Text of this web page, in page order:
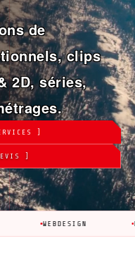
de
clips
2D, séries,
]
]
ÉVÉNEMENTS